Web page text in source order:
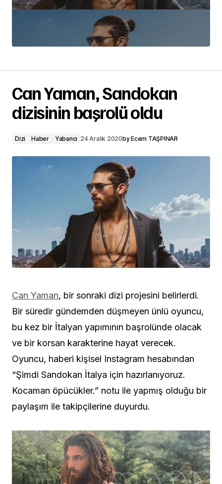
Can Yaman, Sandokan
dizisinin başrolü oldu
Dizi Haber Yabancı 24 Aralık 2020byEcem TAŞPINAR
Can Yaman, bir sonraki dizi projesini belirlerdi.
Bir süredir gündemden düşmeyen ünlü oyuncu,
bu kez bir İtalyan yapımının başrolünde olacak
ve bir korsan karakterine hayat verecek.
Oyuncu, haberi kişisel Instagram hesabından
“Şimdi Sandokan İtalya için hazırlanıyoruz.
Kocaman öpücükler.” notu ile yapmış olduğu bir
paylaşım ile takipçilerine duyurdu.